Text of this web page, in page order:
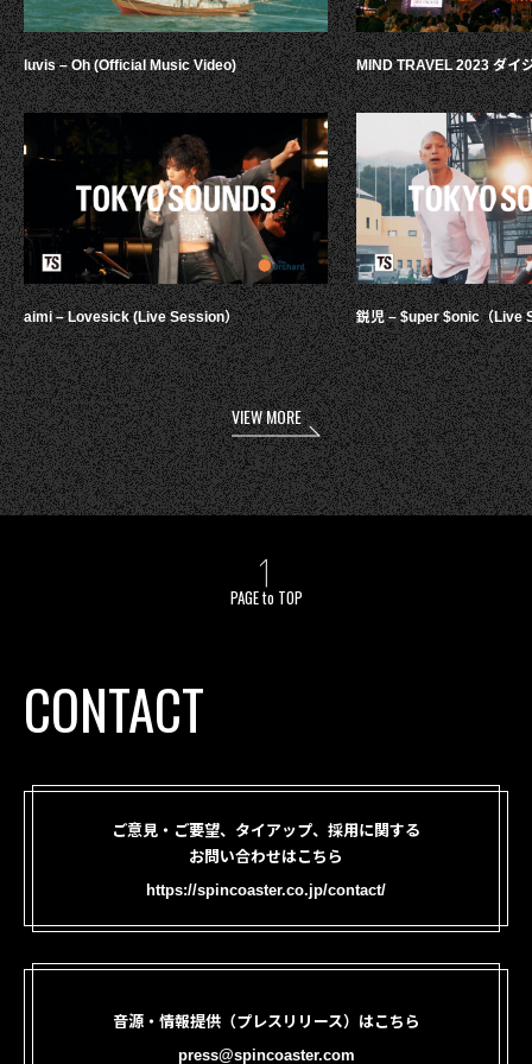
luvis – Oh (Official Music Video)
aimi – Lovesick (Live Session）
MIND TRAVEL 2023 ダイ
鋭児 – $uper $onic（Live
VIEW MORE
PAGE to TOP
CONTACT
ご意見・ご要望、タイアップ、採用に関する
お問い合わせはこちら
https://spincoaster.co.jp/contact/
音源・情報提供（プレスリリース）はこちら
press@spincoaster.com